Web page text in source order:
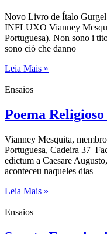
Novo Livro de Ítalo
INFLUXO Vianney
Portuguesa). Non sono i
sono ciò che danno
Leia Mais »
Ensaios
Poema
Vianney Mesquita,
Portuguesa, Cadeira 37
edictum a Caesare
aconteceu naqueles dias
Leia Mais »
Ensaios